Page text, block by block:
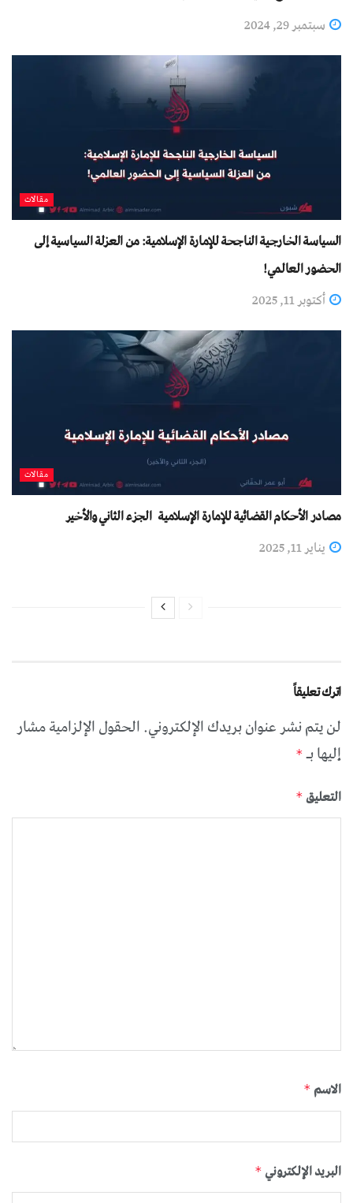
سبتمبر 29, 2024
مقالات
السياسة الخارجية الناجحة للإمارة الإسلامية: من العزلة السياسية إلى
الحضور العالمي!
أكتوبر 11, 2025
مقالات
مصادر الأحكام القضائية للإمارة الإسلامية الجزء الثاني والأخير
يناير 11, 2025
اترك تعليقاً
لن يتم نشر عنوان بريدك الإلكتروني.الحقول الإلزامية مشار
إليها بـ *
التعليق *
الاسم *
البريد الإلكتروني *